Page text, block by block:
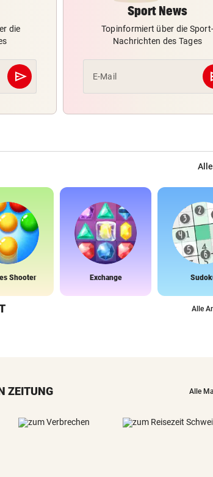
die
send
Abschicken
Sport News
Topinformiert über die
Nachrichten des Tages
E-Mail
Shooter Exchange
Alle
ZEITUNG Alle